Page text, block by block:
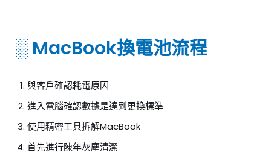
░ MacBook換電池流程
與客戶確認耗電原因
進入電腦確認數據是達到更換標準
使用精密工具拆解MacBook
首先進行陳年灰塵清潔